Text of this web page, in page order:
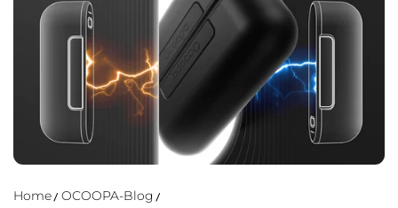
Home
OCOOPA-Blog